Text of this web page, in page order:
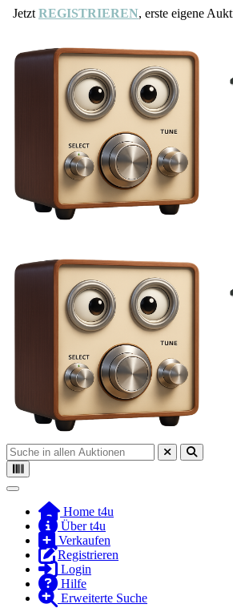
Jetzt REGISTRIEREN, erste eigene
Toggle navigation
Home t4u
Über t4u
Verkaufen
Registrieren
Login
Hilfe
Erweiterte Suche